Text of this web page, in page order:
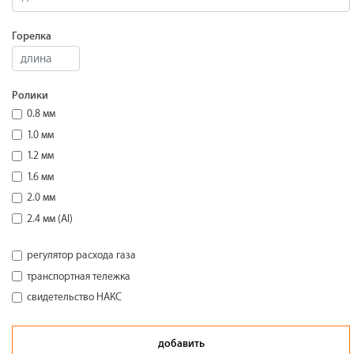
Горелка
Ролики
0.8 мм
1.0 мм
1.2 мм
1.6 мм
2.0 мм
2.4 мм (Al)
регулятор расхода газа
транспортная тележка
свидетельство НАКС